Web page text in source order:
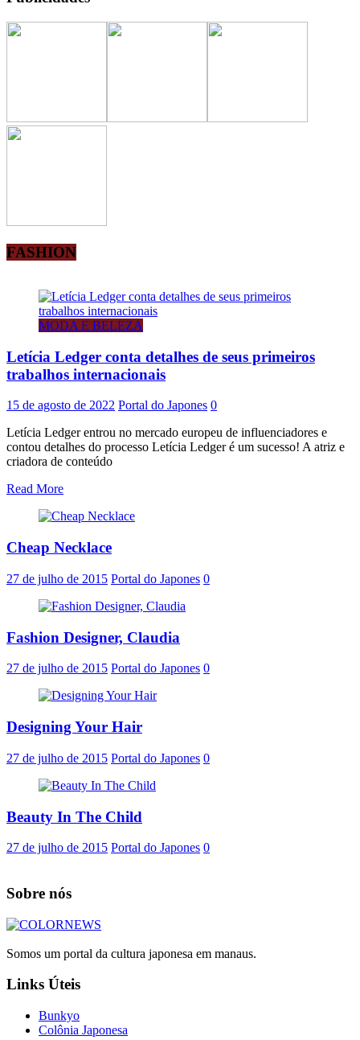
FASHION
MODA E BELEZA
Letícia Ledger conta detalhes de seus primeiros
trabalhos internacionais
15 de agosto de 2022 Portal do Japones 0
Letícia Ledger entrou no mercado europeu de influenciadores e
contou detalhes do processo Letícia Ledger é um sucesso! A atriz e
criadora de conteúdo
Read More
Cheap Necklace
27 de julho de 2015 Portal do Japones 0
Fashion Designer, Claudia
27 de julho de 2015 Portal do Japones 0
Designing Your Hair
27 de julho de 2015 Portal do Japones 0
Beauty In The Child
27 de julho de 2015 Portal do Japones 0
Sobre nós
Somos um portal da cultura japonesa em manaus.
Links Úteis
Bunkyo
Colônia Japonesa